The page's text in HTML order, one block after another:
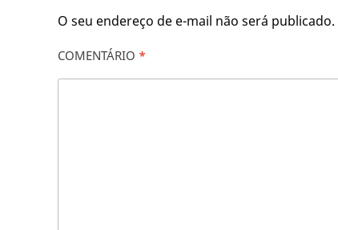
O seu endereço de e-mail não será publicado.
COMENTÁRIO *